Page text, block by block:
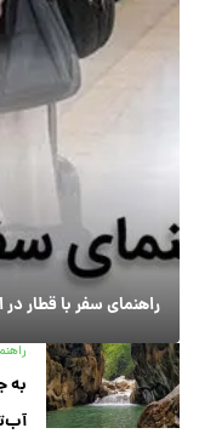
راهنمای سفر با قطار
به